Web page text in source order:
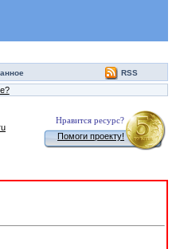
RSS
Нравится ресурс?
Помоги проекту!